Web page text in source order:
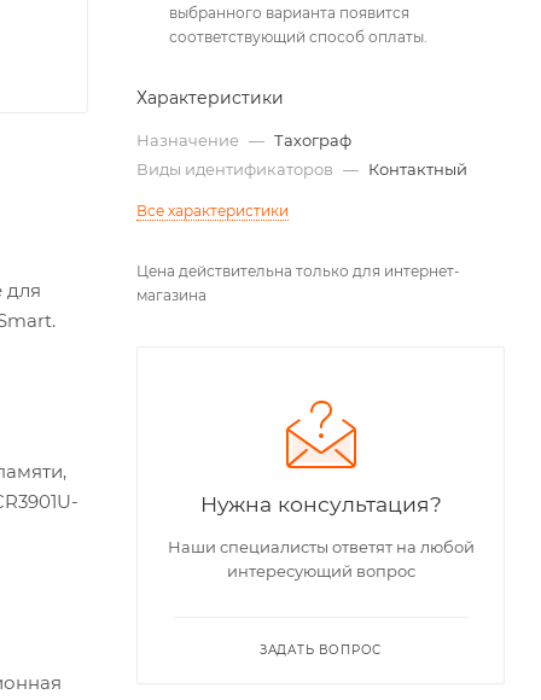
для
выбранного варианта появится
соответствующий способ оплаты.
Характеристики
Назначение — Тахограф
Виды идентификаторов — Контактный
Все характеристики
Цена действительна только для интернет-
магазина
Нужна консультация?
Наши специалисты ответят на любой
интересующий вопрос
ЗАДАТЬ ВОПРОС